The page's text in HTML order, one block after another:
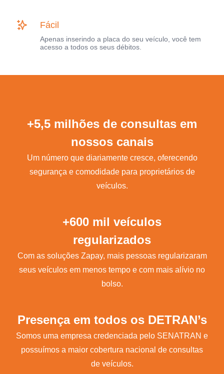
Fácil
Apenas inserindo a placa do seu veículo, você tem
acesso a todos os seus débitos.
+5,5 milhões de consultas em
nossos canais
Um número que diariamente cresce, oferecendo
segurança e comodidade para proprietários de
veículos.
+600 mil veículos
regularizados
Com as soluções Zapay, mais pessoas regularizaram
seus veículos em menos tempo e com mais alívio no
bolso.
Presença em todos os DETRAN’s
Somos uma empresa credenciada pelo SENATRAN e
possuímos a maior cobertura nacional de consultas
de veículos.